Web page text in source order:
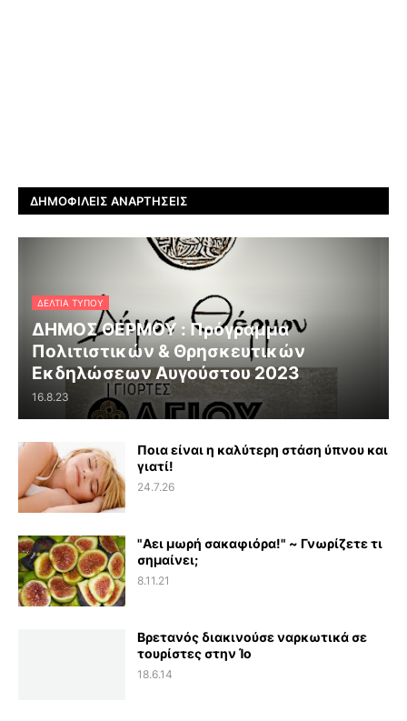
ΔΗΜΟΦΙΛΕΊΣ ΑΝΑΡΤΉΣΕΙΣ
ΔΕΛΤΊΑ ΤΎΠΟΥ
ΔΗΜΟΣ ΘΕΡΜΟΥ : Πρόγραμμα
Πολιτιστικών & Θρησκευτικών
Εκδηλώσεων Αυγούστου 2023
16.8.23
Ποια είναι η καλύτερη στάση ύπνου και
γιατί!
24.7.26
"Αει μωρή σακαφιόρα!" ~ Γνωρίζετε τι
σημαίνει;
8.11.21
Βρετανός διακινούσε ναρκωτικά σε
τουρίστες στην Ίο
18.6.14